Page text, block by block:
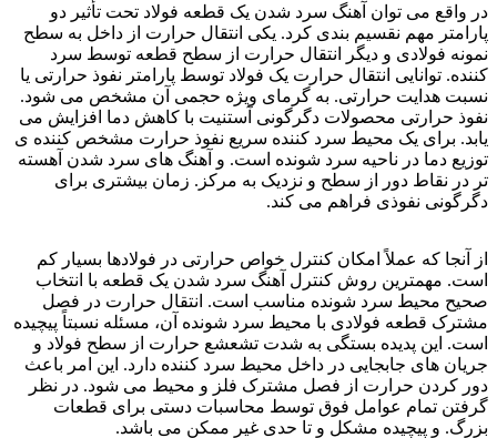
در واقع می توان آهنگ سرد شدن یک قطعه فولاد تحت تأثیر دو
پارامتر مهم نقسیم بندی کرد. یکی انتقال حرارت از داخل به سطح
نمونه فولادی و دیگر انتقال حرارت از سطح قطعه توسط سرد
کننده. توانایی انتقال حرارت یک فولاد توسط پارامتر نفوذ حرارتی یا
نسبت هدایت حرارتی. به گرمای ویژه حجمی آن مشخص می شود.
نفوذ حرارتی محصولات دگرگونی آستنیت با کاهش دما افزایش می
یابد. برای یک محیط سرد کننده سریع نفوذ حرارت مشخص کننده ی
توزیع دما در ناحیه سرد شونده است. و آهنگ های سرد شدن آهسته
تر در نقاط دور از سطح و نزدیک به مرکز. زمان بیشتری برای
دگرگونی نفوذی فراهم می کند.
از آنجا که عملاً امکان کنترل خواص حرارتی در فولادها بسیار کم
است. مهمترین روش کنترل آهنگ سرد شدن یک قطعه با انتخاب
صحیح محیط سرد شونده مناسب است. انتقال حرارت در فصل
مشترک قطعه فولادی با محیط سرد شونده آن، مسئله نسبتاً پیچیده
است. این پدیده بستگی به شدت تشعشع حرارت از سطح فولاد و
جریان های جابجایی در داخل محیط سرد کننده دارد. این امر باعث
دور کردن حرارت از فصل مشترک فلز و محیط می شود. در نظر
گرفتن تمام عوامل فوق توسط محاسبات دستی برای قطعات
بزرگ. و پیچیده مشکل و تا حدی غیر ممکن می باشد.